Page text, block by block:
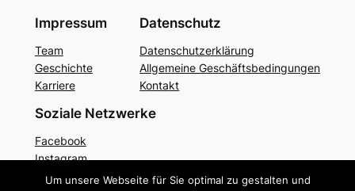
Impressum
Team
Geschichte
Karriere
Datenschutz
Datenschutzerklärung
Allgemeine Geschäftsbedingungen
Kontakt
Soziale Netzwerke
Facebook
Instagram
Twitter/X
Um unsere Webseite für Sie optimal zu gestalten und